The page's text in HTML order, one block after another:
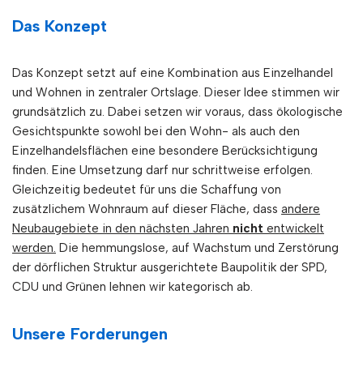
Das Konzept
Das Konzept setzt auf eine Kombination aus Einzelhandel
und Wohnen in zentraler Ortslage. Dieser Idee stimmen wir
grundsätzlich zu. Dabei setzen wir voraus, dass ökologische
Gesichtspunkte sowohl bei den Wohn- als auch den
Einzelhandelsflächen eine besondere Berücksichtigung
finden. Eine Umsetzung darf nur schrittweise erfolgen.
Gleichzeitig bedeutet für uns die Schaffung von
zusätzlichem Wohnraum auf dieser Fläche, dass andere
Neubaugebiete in den nächsten Jahren nicht entwickelt
werden. Die hemmungslose, auf Wachstum und Zerstörung
der dörflichen Struktur ausgerichtete Baupolitik der SPD,
CDU und Grünen lehnen wir kategorisch ab.
Unsere Forderungen